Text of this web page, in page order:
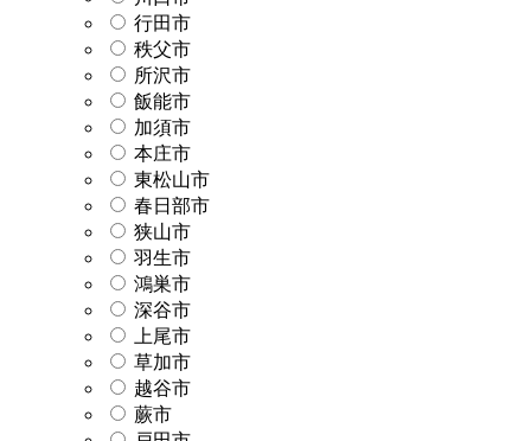
行田市
秩父市
所沢市
飯能市
加須市
本庄市
東松山市
春日部市
狭山市
羽生市
鴻巣市
深谷市
上尾市
草加市
越谷市
蕨市